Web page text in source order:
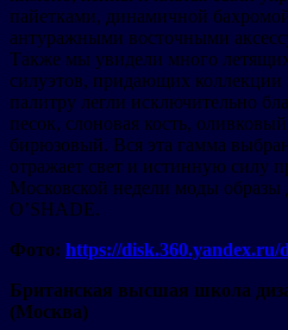
пайетками, динамичной
антуражными восточными
Также мы увидели много
силуэтов, придающих
палитру легли исключительно
песок, слоновая кость,
бирюзовый. Вся эта гамма
отражает свет и истинную силу
Московской недели моды образы
O’SHADE.
Фото: https://
Британская высшая школа
(Москва)